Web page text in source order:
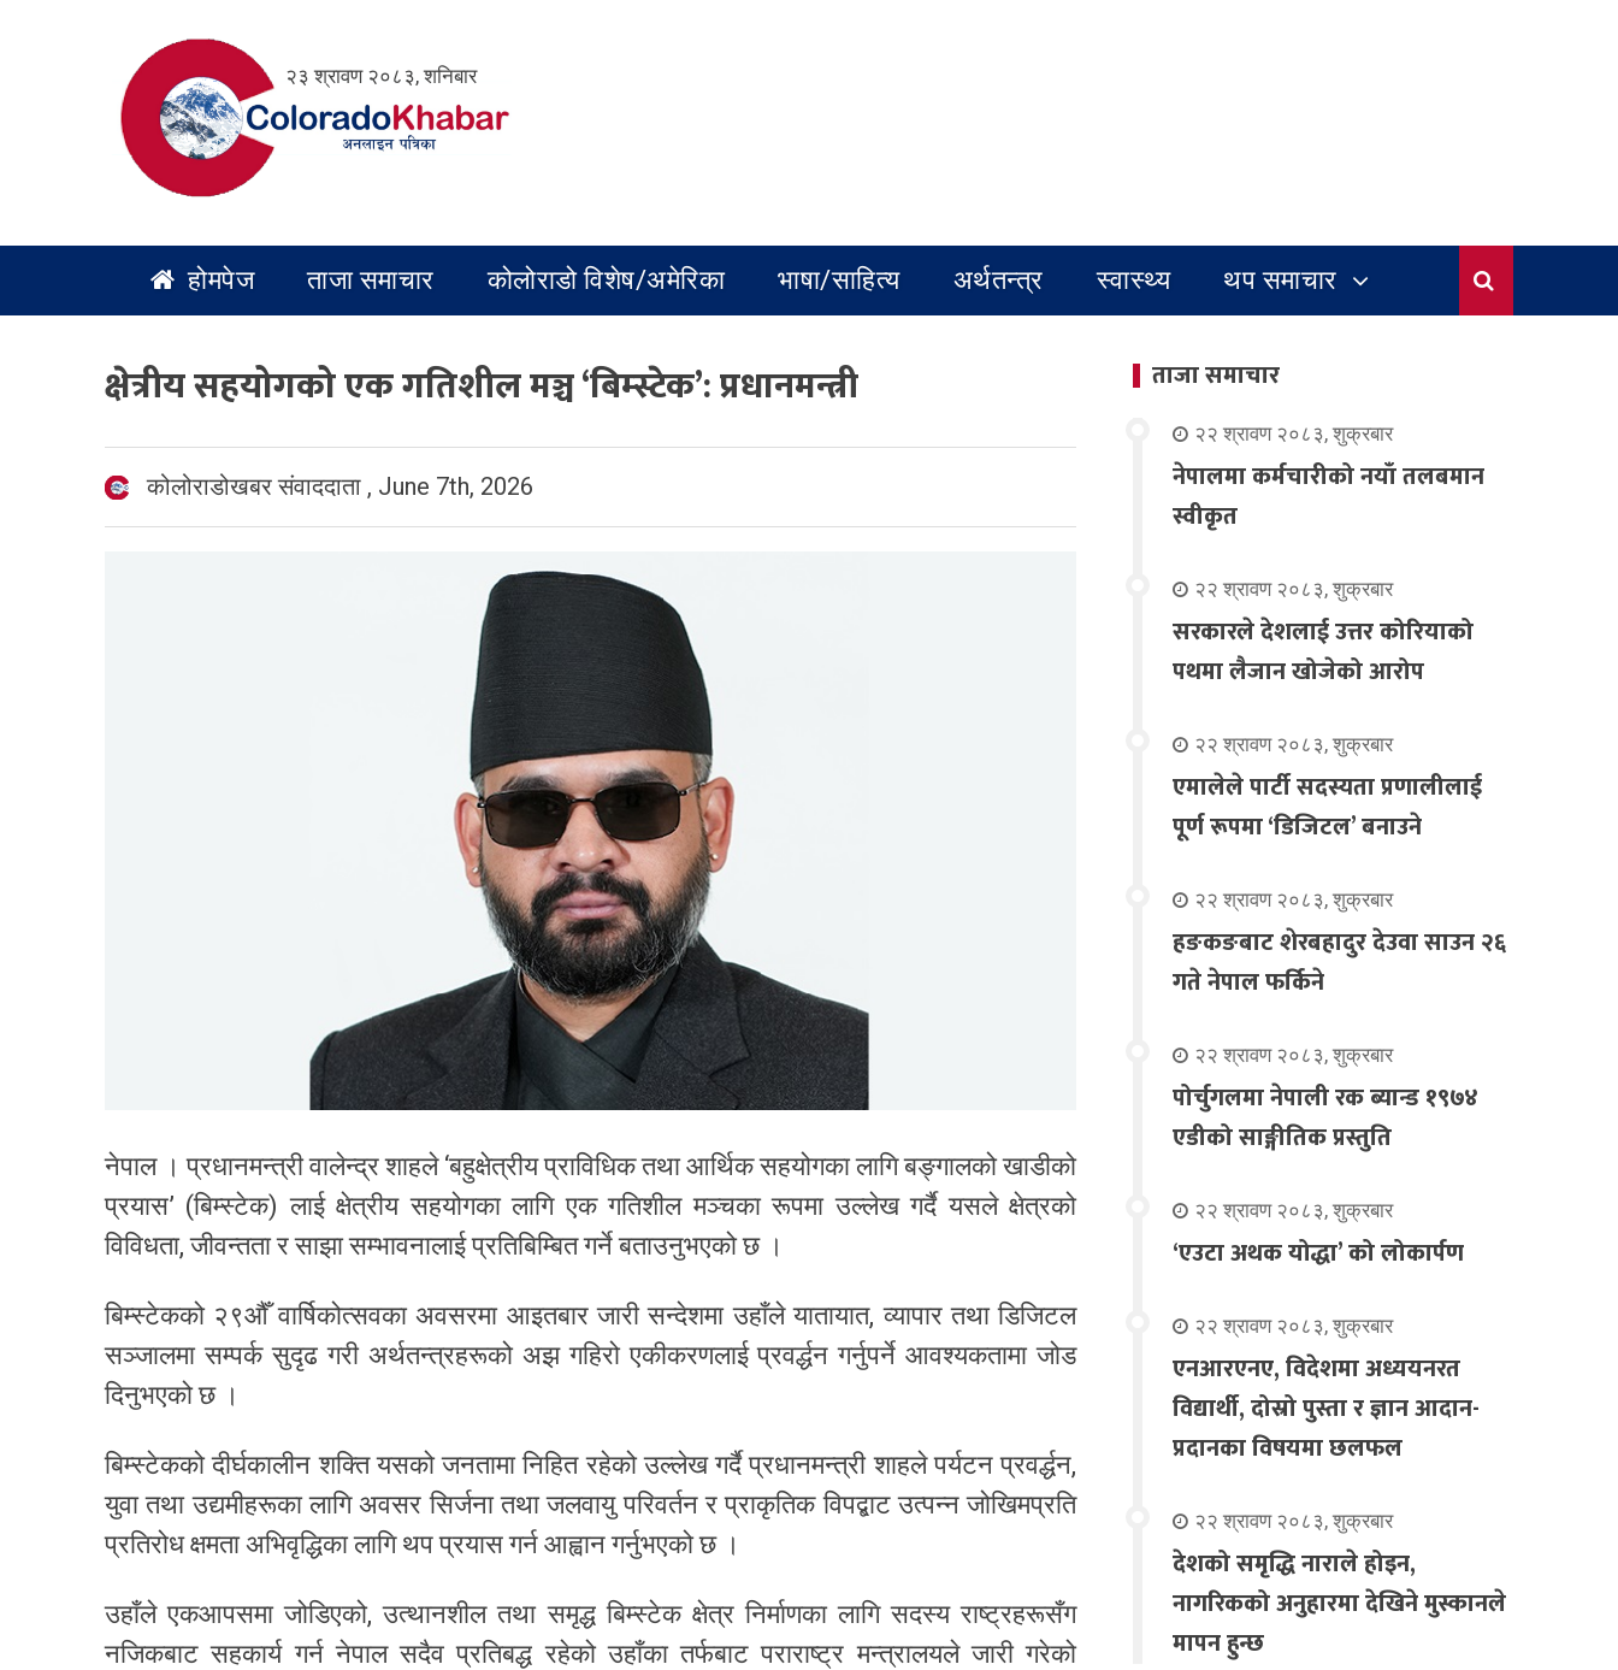
२३ श्रावण २०८३, शनिबार
होमपेज ताजा समाचार कोलोराडो विशेष/अमेरिका भाषा/साहित्य अर्थतन्त्र स्वास्थ्य थप समाचार
क्षेत्रीय सहयोगको एक गतिशील मञ्च ‘बिम्स्टेक’: प्रधानमन्त्री
कोलोराडोखबर संवाददाता , June 7th, 2026
नेपाल । प्रधानमन्त्री वालेन्द्र शाहले ‘बहुक्षेत्रीय प्राविधिक तथा आर्थिक सहयोगका लागि बङ्गालको खाडीको
प्रयास’ (बिम्स्टेक) लाई क्षेत्रीय सहयोगका लागि एक गतिशील मञ्चका रूपमा उल्लेख गर्दै यसले क्षेत्रको
विविधता, जीवन्तता र साझा सम्भावनालाई प्रतिबिम्बित गर्ने बताउनुभएको छ ।
बिम्स्टेकको २९औँ वार्षिकोत्सवका अवसरमा आइतबार जारी सन्देशमा उहाँले यातायात, व्यापार तथा डिजिटल
सञ्जालमा सम्पर्क सुदृढ गरी अर्थतन्त्रहरूको अझ गहिरो एकीकरणलाई प्रवर्द्धन गर्नुपर्ने आवश्यकतामा जोड
दिनुभएको छ ।
बिम्स्टेकको दीर्घकालीन शक्ति यसको जनतामा निहित रहेको उल्लेख गर्दै प्रधानमन्त्री शाहले पर्यटन प्रवर्द्धन,
युवा तथा उद्यमीहरूका लागि अवसर सिर्जना तथा जलवायु परिवर्तन र प्राकृतिक विपद्बाट उत्पन्न जोखिमप्रति
प्रतिरोध क्षमता अभिवृद्धिका लागि थप प्रयास गर्न आह्वान गर्नुभएको छ ।
उहाँले एकआपसमा जोडिएको, उत्थानशील तथा समृद्ध बिम्स्टेक क्षेत्र निर्माणका लागि सदस्य राष्ट्रहरूसँग
नजिकबाट सहकार्य गर्न नेपाल सदैव प्रतिबद्ध रहेको उहाँका तर्फबाट पराराष्ट्र मन्त्रालयले जारी गरेको
ताजा समाचार
२२ श्रावण २०८३, शुक्रबार
नेपालमा कर्मचारीको नयाँ तलबमान
स्वीकृत
२२ श्रावण २०८३, शुक्रबार
सरकारले देशलाई उत्तर कोरियाको
पथमा लैजान खोजेको आरोप
२२ श्रावण २०८३, शुक्रबार
एमालेले पार्टी सदस्यता प्रणालीलाई
पूर्ण रूपमा ‘डिजिटल’ बनाउने
२२ श्रावण २०८३, शुक्रबार
हङकङबाट शेरबहादुर देउवा साउन २६
गते नेपाल फर्किने
२२ श्रावण २०८३, शुक्रबार
पोर्चुगलमा नेपाली रक ब्यान्ड १९७४
एडीको साङ्गीतिक प्रस्तुति
२२ श्रावण २०८३, शुक्रबार
‘एउटा अथक योद्धा’ को लोकार्पण
२२ श्रावण २०८३, शुक्रबार
एनआरएनए, विदेशमा अध्ययनरत
विद्यार्थी, दोस्रो पुस्ता र ज्ञान आदान-
प्रदानका विषयमा छलफल
२२ श्रावण २०८३, शुक्रबार
देशको समृद्धि नाराले होइन,
नागरिकको अनुहारमा देखिने मुस्कानले
मापन हुन्छ